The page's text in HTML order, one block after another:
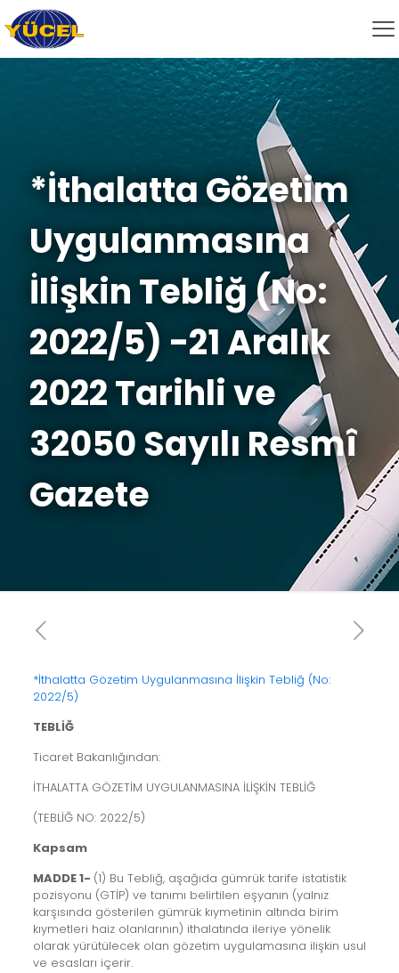
*İthalatta Gözetim
Uygulanmasına
İlişkin Tebliğ (No:
2022/5) -21 Aralık
2022 Tarihli ve
32050 Sayılı Resmî
Gazete
*İthalatta Gözetim Uygulanmasına İlişkin Tebliğ (No:
2022/5)
TEBLİĞ
Ticaret Bakanlığından:
İTHALATTA GÖZETİM UYGULANMASINA İLİŞKİN TEBLİĞ
(TEBLİĞ NO: 2022/5)
Kapsam
MADDE 1- (1) Bu Tebliğ, aşağıda gümrük tarife istatistik
pozisyonu (GTİP) ve tanımı belirtilen eşyanın (yalnız
karşısında gösterilen gümrük kıymetinin altında birim
kıymetleri haiz olanlarının) ithalatında ileriye yönelik
olarak yürütülecek olan gözetim uygulamasına ilişkin usul
ve esasları içerir.